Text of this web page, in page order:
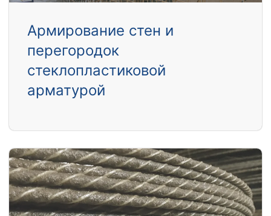
Армирование стен и
перегородок
стеклопластиковой
арматурой